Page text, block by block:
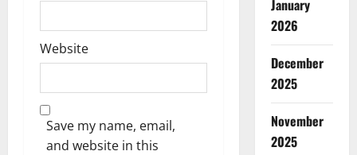
Website
Save my name, email,
and website in this
January
2026
December
2025
November
2025